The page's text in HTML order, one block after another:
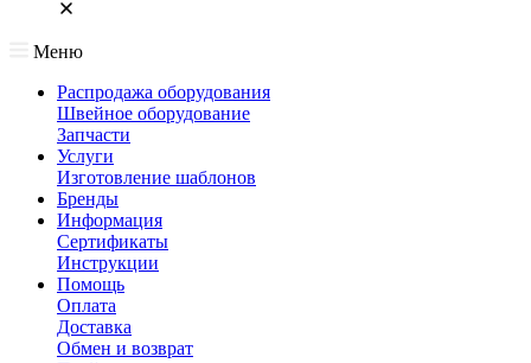
Меню
Распродажа оборудования
Швейное оборудование
Запчасти
Услуги
Изготовление шаблонов
Бренды
Информация
Сертификаты
Инструкции
Помощь
Оплата
Доставка
Обмен и возврат